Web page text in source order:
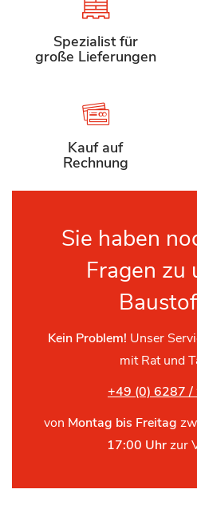
Spezialist für
große Lieferungen
Kauf auf
Rechnung
Sie haben
Fragen zu
Kein Problem! Unser
mit Rat und
+49 (0) 6287
von Montag bis Freitag
17:00 Uhrzur